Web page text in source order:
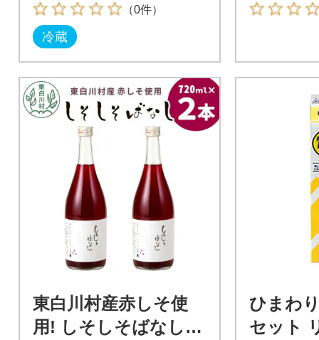
（0件）
冷蔵
東白川村産赤しそ使
用! しそしそばなし 2
ひまわ
セット